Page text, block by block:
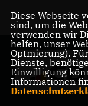
Diese Webseite
sind, um die
verwenden wir
helfen, unser
Optmierung).
Dienste,
Einwilligung
Informationen